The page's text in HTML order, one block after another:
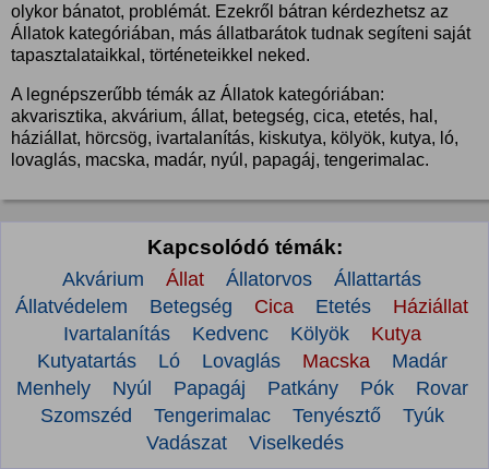
olykor bánatot, problémát. Ezekről bátran kérdezhetsz az
Állatok kategóriában, más állatbarátok tudnak segíteni saját
tapasztalataikkal, történeteikkel neked.
A legnépszerűbb témák az Állatok kategóriában:
akvarisztika, akvárium, állat, betegség, cica, etetés, hal,
háziállat, hörcsög, ivartalanítás, kiskutya, kölyök, kutya, ló,
lovaglás, macska, madár, nyúl, papagáj, tengerimalac.
Kapcsolódó témák:
Akvárium Állat Állatorvos
Állattartás
Állatvédelem
Betegség Cica Etetés
Háziállat
Ivartalanítás
Kedvenc Kölyök
Kutya
Kutyatartás
Ló Lovaglás Macska
Madár
Menhely
Nyúl Papagáj Patkány Pók
Rovar
Szomszéd
Tengerimalac Tenyésztő
Tyúk
Vadászat
Viselkedés